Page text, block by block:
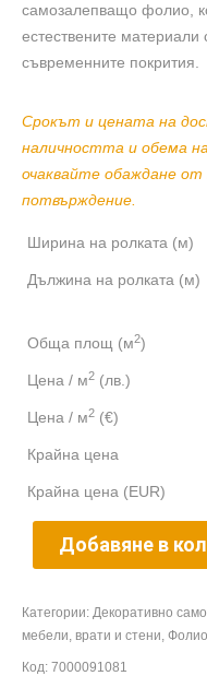
самозалепващо фолио,
естествените материали
съвременните покрития.
Срокът и цената на
наличността и обема
очаквайте обаждане
потвърждение.
Ширина на ролката (м)
Дължина на ролката (м)
Обща площ (м2)
Цена / м2 (лв.)
Цена / м2 (€)
Крайна цена
Крайна цена (EUR)
Добавяне в
Категории: Декоративно
мебели, врати и стени, Фолио
Код: 7000091081